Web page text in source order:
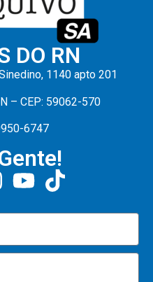
DO RN
1140 apto 201
– CEP: 59062-570
6747